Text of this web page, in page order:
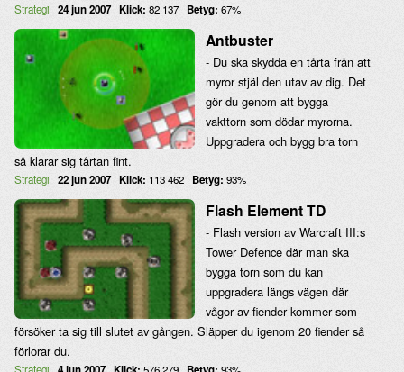
Strategi 24 jun 2007 Klick: 82 137 Betyg: 67%
Antbuster
- Du ska skydda en tårta från att
myror stjäl den utav av dig. Det
gör du genom att bygga
vakttorn som dödar myrorna.
Uppgradera och bygg bra torn
så klarar sig tårtan fint.
Strategi 22 jun 2007 Klick: 113 462 Betyg: 93%
Flash Element TD
- Flash version av Warcraft III:s
Tower Defence där man ska
bygga torn som du kan
uppgradera längs vägen där
vågor av fiender kommer som
försöker ta sig till slutet av gången. Släpper du igenom 20 fiender så
förlorar du.